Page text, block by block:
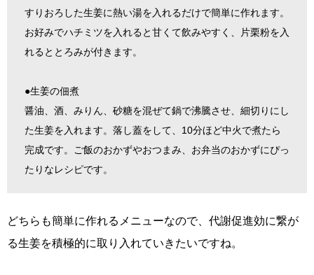
すりおろした生姜に熱い湯を入れるだけで簡単に作れます。
お好みでハチミツを入れると甘くて飲みやすく、片栗粉を入
れるととろみが付きます。
●生姜の佃煮
醤油、酒、みりん、砂糖を混ぜて鍋で沸騰させ、細切りにし
た生姜を入れます。落し蓋をして、10分ほど中火で煮たら
完成です。ご飯のおかずやおつまみ、お弁当のおかずにぴっ
たりなレシピです。
どちらも簡単に作れるメニューなので、代謝促進効に繋が
る生姜を積極的に取り入れていきたいですね。